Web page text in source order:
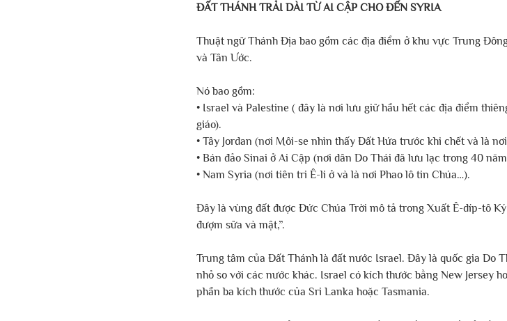
ĐẤT THÁNH TRẢI DÀI TỪ AI CẬP CHO ĐẾN SYRIA
Thuật ngữ Thánh Địa bao gồm các địa điểm ở khu vực Trung
và Tân Ước.
Nó bao gồm:
• Israel và Palestine ( đây là nơi lưu giữ hầu hết các địa điểm
giáo).
• Tây Jordan (nơi Môi-se nhìn thấy Đất Hứa trước khi chết và là
• Bán đảo Sinai ở Ai Cập (nơi dân Do Thái đã lưu lạc trong 40
• Nam Syria (nơi tiên tri Ê-li ở và là nơi Phao lô tin Chúa…).
Đây là vùng đất được Đức Chúa Trời mô tả trong Xuất Ê-díp-tô
đượm sữa và mật,”.
Trung tâm của Đất Thánh là đất nước Israel. Đây là quốc gia Do
nhỏ so với các nước khác. Israel có kích thước bằng New Jersey
phần ba kích thước của Sri Lanka hoặc Tasmania.